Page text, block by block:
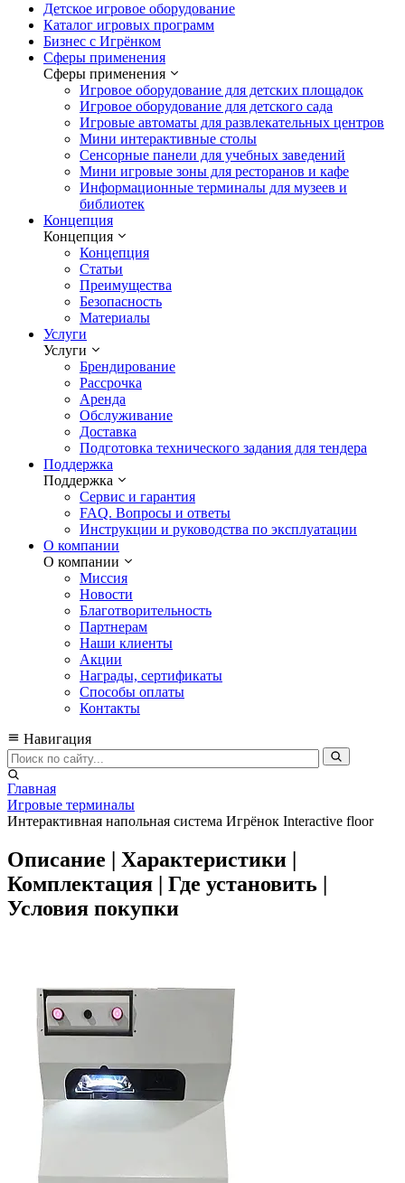
Детское игровое оборудование
Каталог игровых программ
Бизнес с Игрёнком
Сферы применения
Сферы применения
Игровое оборудование для детских площадок
Игровое оборудование для детского сада
Игровые автоматы для развлекательных центров
Мини интерактивные столы
Сенсорные панели для учебных заведений
Мини игровые зоны для ресторанов и кафе
Информационные терминалы для музеев и
библиотек
Концепция
Концепция
Концепция
Статьи
Преимущества
Безопасность
Материалы
Услуги
Услуги
Брендирование
Рассрочка
Аренда
Обслуживание
Доставка
Подготовка технического задания для тендера
Поддержка
Поддержка
Сервис и гарантия
FAQ. Вопросы и ответы
Инструкции и руководства по эксплуатации
О компании
О компании
Миссия
Новости
Благотворительность
Партнерам
Наши клиенты
Акции
Награды, сертификаты
Способы оплаты
Контакты
Навигация
Главная
Игровые терминалы
Интерактивная напольная система Игрёнок Interactive floor
Описание | Характеристики |
Комплектация | Где установить |
Условия покупки